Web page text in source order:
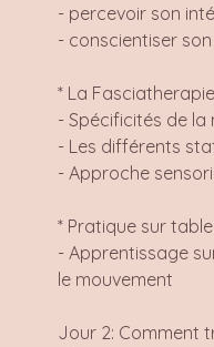
- percevoir son
- conscientiser
* La
- Spécificités de la
- Les différents
- Approche
* Pratique sur table:
- Apprentissage
le mouvement
Jour 2: Comment